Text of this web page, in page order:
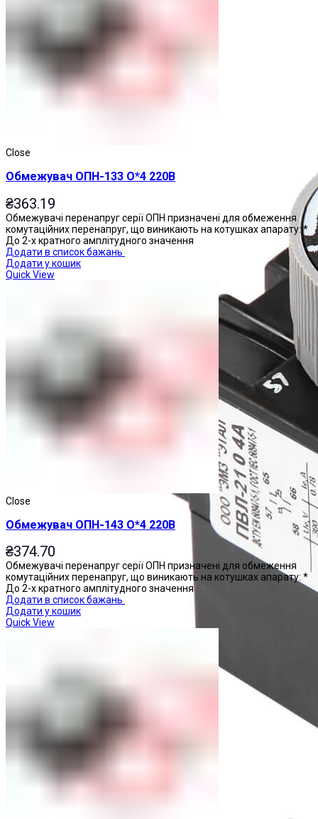
Приставки контактні
Close
Обмежувач ОПН-133 О*4 220В
₴363.19
Обмежувачі перенапруг серії ОПН призначені для обмеження
комутаційних перенапруг, що виникають на котушках апарату: *
До 2-х кратного амплітудного значення
Додати в список бажань
Додати у кошик
Quick View
Close
Обмежувач ОПН-143 О*4 220В
₴374.70
Обмежувачі перенапруг серії ОПН призначені для обмеження
комутаційних перенапруг, що виникають на котушках апарату: *
До 2-х кратного амплітудного значення
Додати в список бажань
Додати у кошик
Quick View